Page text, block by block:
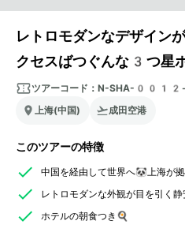
レトロモダンなデザイン
クセスばつぐんな3つ星
ツアーコード： N-SHA-
上海(中国)
成田空港
このツアーの特徴
中国を経由して世界へ🐼上海が
レトロモダンな外観が目を引く
ホテルの朝食つき🍳